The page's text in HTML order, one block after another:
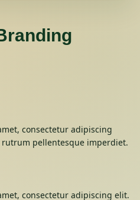
consectetur adipiscing
pellentesque imperdiet.
consectetur adipiscing elit.